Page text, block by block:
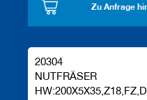
Zu Anfrage
20304
NUTFRÄSER